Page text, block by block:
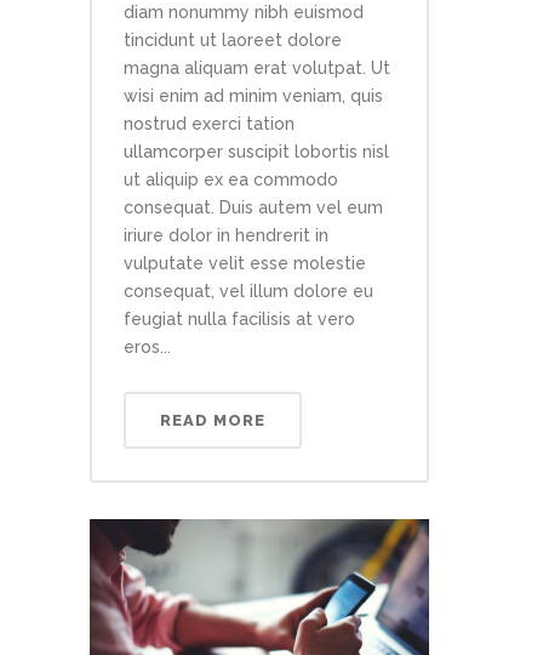
diam nonummy nibh euismod
tincidunt ut laoreet dolore
magna aliquam erat volutpat. Ut
wisi enim ad minim veniam, quis
nostrud exerci tation
ullamcorper suscipit lobortis nisl
ut aliquip ex ea commodo
consequat. Duis autem vel eum
iriure dolor in hendrerit in
vulputate velit esse molestie
consequat, vel illum dolore eu
feugiat nulla facilisis at vero
eros...
READ MORE